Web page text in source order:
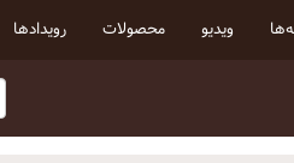
ویدیو محصولات رویداد‌ها